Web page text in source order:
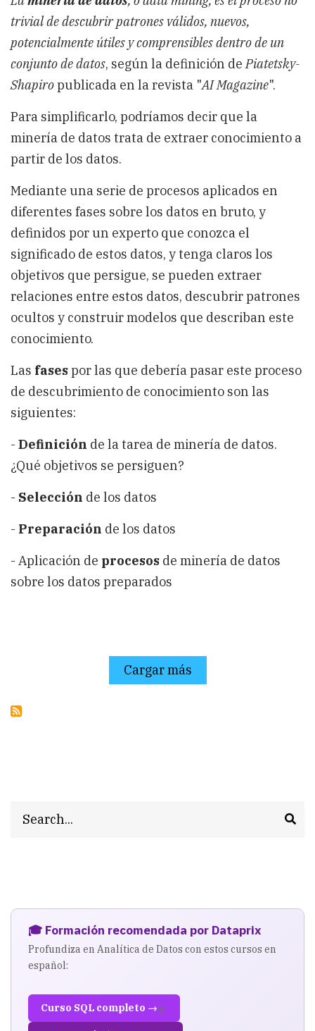
minería
de
datos
trivial de descubrir patrones válidos, nuevos,
potencialmente útiles y comprensibles dentro de un
conjunto de datos, según la definición dePiatetsky-
Shapiropublicada en la revista "AI Magazine".
Para simplificarlo, podríamos decir que la
minería de datos trata de extraer conocimiento a
partir de los datos.
Mediante una serie de procesos aplicados en
diferentes fases sobre los datos en bruto, y
definidos por un experto que conozca el
significado de estos datos, y tenga claros los
objetivos que persigue, se pueden extraer
relaciones entre estos datos, descubrir patrones
ocultos y construir modelos que describan este
conocimiento.
Las fasespor las que debería pasar este proceso
de descubrimiento de conocimiento son las
siguientes:
- Definición de la tarea de minería de datos.
¿Qué objetivos se persiguen?
- Selección de los datos
- Preparación de los datos
- Aplicación de procesos de minería de datos
sobre los datos preparados
Cargar más
🎓 Formación recomendada por Dataprix
Profundiza en Analítica de Datos con estos cursos en
español:
Curso SQL completo →